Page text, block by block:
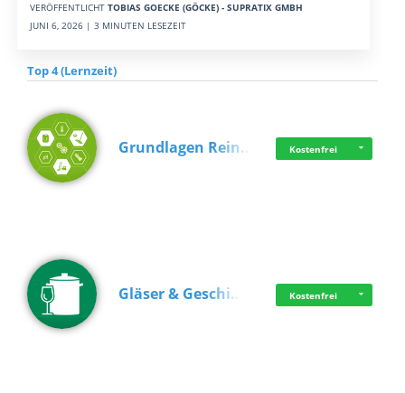
VERÖFFENTLICHT TOBIAS GOECKE (GÖCKE) - SUPRATIX GMBH
JUNI 6, 2026 | 3 MINUTEN LESEZEIT
Top 4 (Lernzeit)
Grundlagen Rein… Kostenfrei
Gläser & Geschi… Kostenfrei